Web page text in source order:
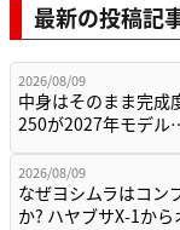
最新の投稿記
2026/08/09
中身はそのまま完成
250が2027年モデ
2026/08/09
なぜヨシムラはコン
か? ハヤブサX-1か